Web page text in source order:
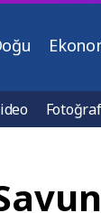
Fotoğraf